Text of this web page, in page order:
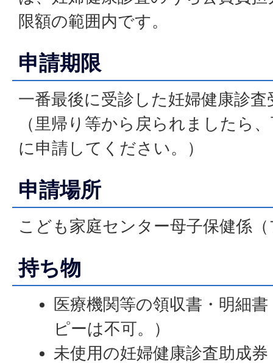
限額の範囲内です。
申請期限
一番最後に受診した妊婦健康診
（里帰り等から戻られましたら
に申請してください。）
申請場所
こども家庭センター母子保健係
持ち物
医療機関等の領収書・明細
ピーは不可。）
未使用の妊婦健康診査助成券